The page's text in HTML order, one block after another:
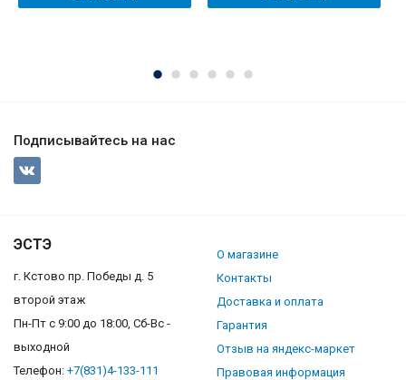
Подписывайтесь на нас
ЭСТЭ
г. Кстово пр. Победы д. 5
второй этаж
Пн-Пт с 9:00 до 18:00, Сб-Вс -
выходной
Телефон: +7(831)4-133-111
О магазине
Контакты
Доставка и оплата
Гарантия
Отзыв на яндекс-маркет
Правовая информация